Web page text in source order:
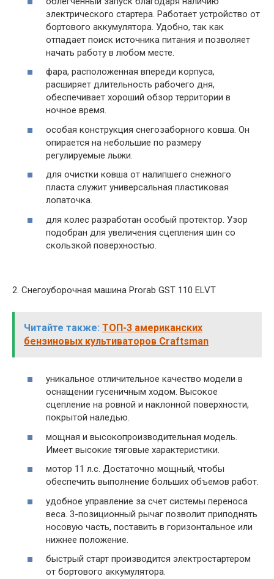
электрического стартера. Работает устройство от
бортового аккумулятора. Удобно, так как
отпадает поиск источника питания и позволяет
начать работу в любом месте.
фара, расположенная впереди корпуса,
расширяет длительность рабочего дня,
обеспечивает хороший обзор территории в
ночное время.
особая конструкция снегозаборного ковша. Он
опирается на небольшие по размеру
регулируемые лыжи.
для очистки ковша от налипшего снежного
пласта служит универсальная пластиковая
лопаточка.
для колес разработан особый протектор. Узор
подобран для увеличения сцепления шин со
скользкой поверхностью.
2. Снегоуборочная машина Prorab GST 110 ELVT
Читайте также: ТОП-3 американских
бензиновых культиваторов Craftsman
уникальное отличительное качество модели в
оснащении гусеничным ходом. Высокое
сцепление на ровной и наклонной поверхности,
покрытой наледью.
мощная и высокопроизводительная модель.
Имеет высокие тяговые характеристики.
мотор 11 л.с. Достаточно мощный, чтобы
обеспечить выполнение больших объемов работ.
удобное управление за счет системы переноса
веса. 3-позиционный рычаг позволит приподнять
носовую часть, поставить в горизонтальное или
нижнее положение.
быстрый старт производится электростартером
от бортового аккумулятора.